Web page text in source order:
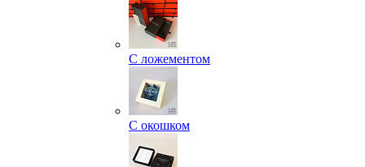
С ложементом
С окошком